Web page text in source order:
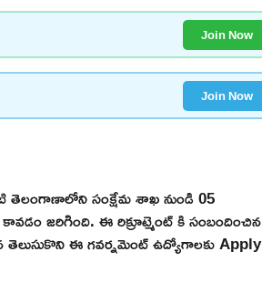
Join Now
Join Now
తెలంగాణాలోని సంక్షేమ శాఖ నుండి 05
జరిగింది. ఈ రిక్రూట్మెంట్ కి సంబందించిన
తెలుసుకొని ఈ గవర్నమెంట్ ఉద్యోగాలకు Apply